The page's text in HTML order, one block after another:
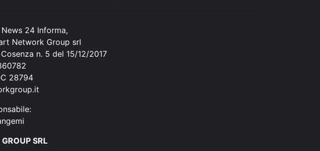
24 Informa,
Network Group srl
n. 5 del 15/12/2017
28794
SRL